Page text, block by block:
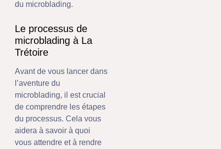
du microblading.
Le processus de
microblading à La
Trétoire
Avant de vous lancer dans
l’aventure du
microblading, il est crucial
de comprendre les étapes
du processus. Cela vous
aidera à savoir à quoi
vous attendre et à rendre